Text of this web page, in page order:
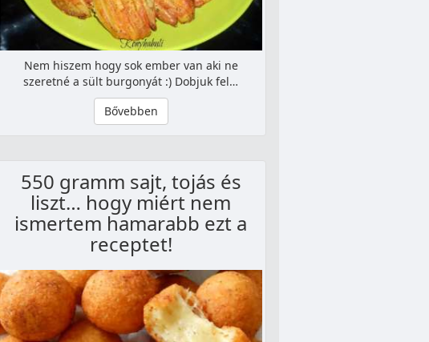
Nem hiszem hogy sok ember van aki ne
szeretné a sült burgonyát :) Dobjuk fel…
Bővebben
550 gramm sajt, tojás és
liszt… hogy miért nem
ismertem hamarabb ezt a
receptet!